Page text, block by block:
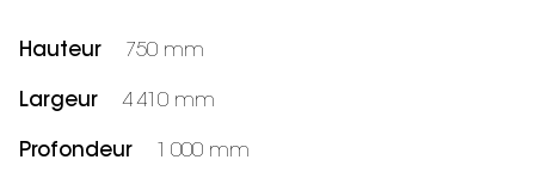
Hauteur 750 mm
Largeur 4 410 mm
Profondeur 1 000 mm